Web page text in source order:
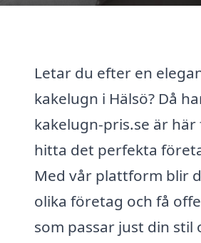
Letar du efter en
kakelugn i Hälsö? Då
kakelugn-pris.se är
hitta det perfekta
Med vår plattform blir
olika företag och få
som passar just din stil